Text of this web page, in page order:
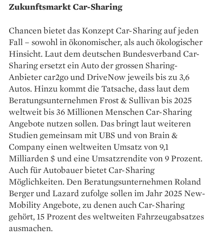
Zukunftsmarkt Car-Sharing
Chancen bietet das Konzept Car-Sharing auf jeden
Fall – sowohl in ökonomischer, als auch ökologischer
Hinsicht. Laut dem deutschen Bundesverband Car-
Sharing ersetzt ein Auto der grossen Sharing-
Anbieter car2go und DriveNow jeweils bis zu 3,6
Autos. Hinzu kommt die Tatsache, dass laut dem
Beratungsunternehmen Frost & Sullivan bis 2025
weltweit bis 36 Millionen Menschen Car-Sharing
Angebote nutzen sollen. Das bringt laut weiteren
Studien gemeinsam mit UBS und von Brain &
Company einen weltweiten Umsatz von 9,1
Milliarden $ und eine Umsatzrendite von 9 Prozent.
Auch für Autobauer bietet Car-Sharing
Möglichkeiten. Den Beratungsunternehmen Roland
Berger und Lazard zufolge sollen im Jahr 2025 New-
Mobility Angebote, zu denen auch Car-Sharing
gehört, 15 Prozent des weltweiten Fahrzeugabsatzes
ausmachen.